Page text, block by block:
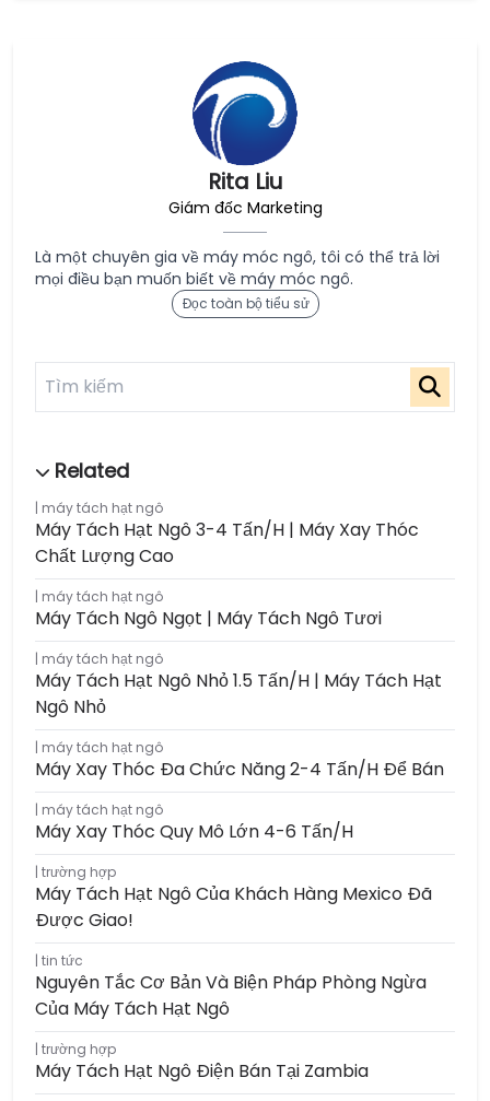
Rita Liu
Giám đốc Marketing
Là một chuyên gia về máy móc ngô, tôi có thể trả lời
mọi điều bạn muốn biết về máy móc ngô.
Đọc toàn bộ tiểu sử
máy tách hạt ngô
Máy Tách Hạt Ngô 3-4 Tấn/h | Máy Xay Thóc
Chất Lượng Cao
máy tách hạt ngô
Máy Tách Ngô Ngọt | Máy Tách Ngô Tươi
máy tách hạt ngô
Máy Tách Hạt Ngô Nhỏ 1.5 Tấn/h | Máy Tách Hạt
Ngô Nhỏ
máy tách hạt ngô
Máy Xay Thóc Đa Chức Năng 2-4 Tấn/h Để Bán
máy tách hạt ngô
Máy Xay Thóc Quy Mô Lớn 4-6 Tấn/h
trường hợp
Máy Tách Hạt Ngô Của Khách Hàng Mexico Đã
Được Giao!
tin tức
Nguyên Tắc Cơ Bản Và Biện Pháp Phòng Ngừa
Của Máy Tách Hạt Ngô
trường hợp
Máy Tách Hạt Ngô Điện Bán Tại Zambia